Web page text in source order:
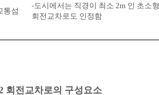
통섬
-도시에서는 직경이 최소 2m 인 초소형
회전교차로도 인정함
회전교차로의 구성요소